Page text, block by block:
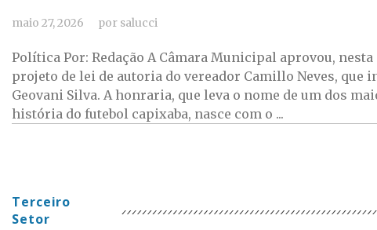
maio 27, 2026 por salucci
Política Por: Redação A Câmara Municipal aprovou, nesta
projeto de lei de autoria do vereador Camillo Neves, que
Geovani Silva. A honraria, que leva o nome de um dos
história do futebol capixaba, nasce com o ...
Terceiro
Setor